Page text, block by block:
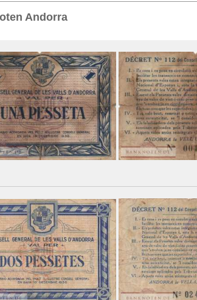
Andorra